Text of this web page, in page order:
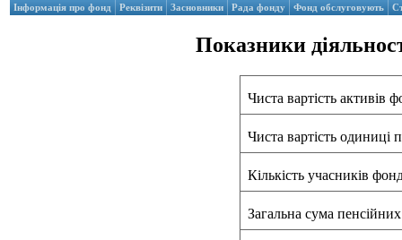
Інформація про фонд Реквізити Засновники Рада фонду Фонд обслуговують
Показники
Чиста вартість активів
Чиста вартість одиниці
Кількість учасників
Загальна сума